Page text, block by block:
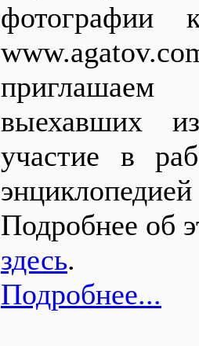
фотографии
выехавших
участие в
Подробнее об
здесь.
Подробнее...